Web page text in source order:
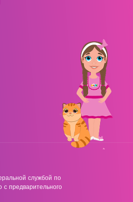
службой по
предварительного